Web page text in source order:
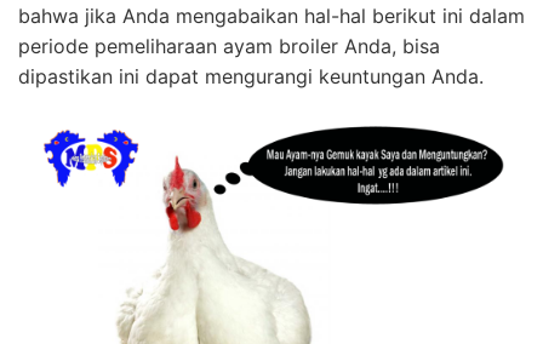
bahwa jika Anda mengabaikan hal-hal berikut ini dalam
periode pemeliharaan ayam broiler Anda, bisa
dipastikan ini dapat mengurangi keuntungan Anda.